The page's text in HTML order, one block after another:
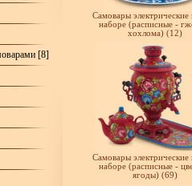
[8]
Самовары электрические
наборе (расписные -
хохлома) (12)
Самовары электрические
наборе (расписные -
ягоды) (69)